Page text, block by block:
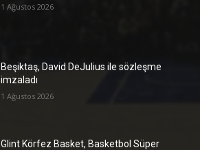
1 Ağustos 2026
Beşiktaş, David DeJulius ile sözleşme
imzaladı
1 Ağustos 2026
Glint Körfez Basket, Basketbol Süper